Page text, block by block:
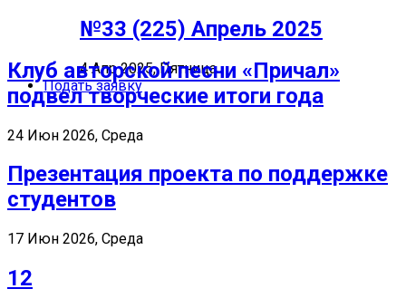
№33 (225) Апрель 2025
4 Апр 2025, Пятница
Подать заявку
Клуб авторской песни «Причал»
подвел творческие итоги года
24 Июн 2026, Среда
Презентация проекта по поддержке
студентов
17 Июн 2026, Среда
12